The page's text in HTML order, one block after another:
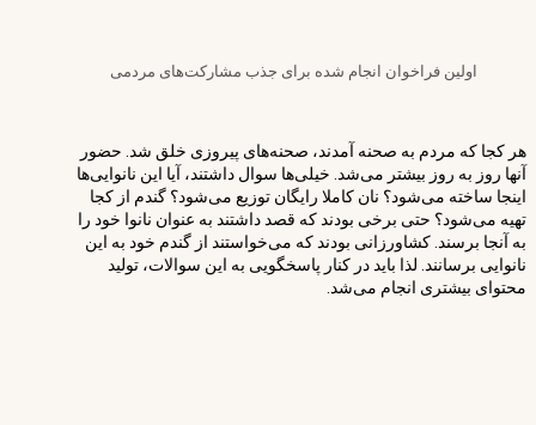
اولین فراخوان انجام شده برای جذب مشارکت‌های مردمی
هر کجا که مردم به صحنه آمدند، صحنه‌های پیروزی خلق شد. حضور
آنها روز به روز بیشتر می‌شد. خیلی‌ها سوال داشتند، آیا این نانوایی‌ها
اینجا ساخته می‌شود؟ نان کاملا رایگان توزیع می‌شود؟ گندم از کجا
تهیه می‌شود؟ حتی برخی بودند که قصد داشتند به عنوان نانوا خود را
به آنجا برسند. کشاورزانی بودند که می‌خواستند از گندم خود به این
نانوایی برسانند. لذا باید در کنار پاسخگویی به این سوالات، تولید
محتوای بیشتری انجام می‌شد.